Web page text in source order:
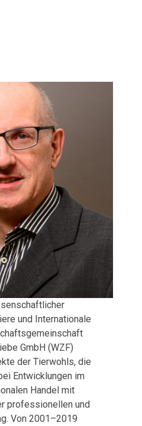
und Internationale
GmbH (WZF)
der Tierwohls, die
Entwicklungen im
Handel mit
professionellen und
Von 2001–2019